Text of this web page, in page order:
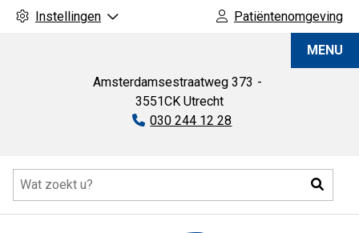
Instellingen Patiëntenomgeving
Amsterdamsestraatweg 373
3551CK Utrecht
Tel:
030 244 12 28
MENU